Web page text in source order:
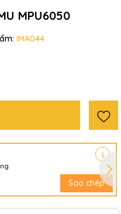
MPU6050
IMA044
Sao chép